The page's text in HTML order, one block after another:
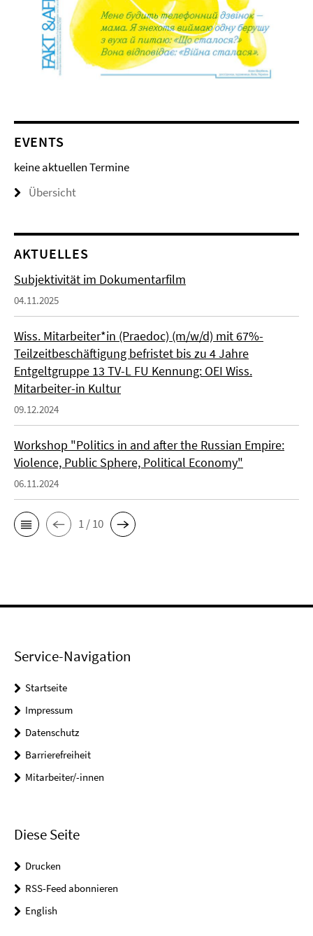
EVENTS
keine aktuellen Termine
Übersicht
AKTUELLES
Subjektivität im Dokumentarfilm
04.11.2025
Wiss. Mitarbeiter*in (Praedoc) (m/w/d) mit 67%-
Teilzeitbeschäftigung befristet bis zu 4 Jahre
Entgeltgruppe 13 TV-L FU Kennung: OEI Wiss.
Mitarbeiter-in Kultur
09.12.2024
Workshop "Politics in and after the Russian Empire:
Violence, Public Sphere, Political Economy"
06.11.2024
1 / 10
Service-Navigation
Startseite
Impressum
Datenschutz
Barrierefreiheit
Mitarbeiter/-innen
Diese Seite
Drucken
RSS-Feed abonnieren
English